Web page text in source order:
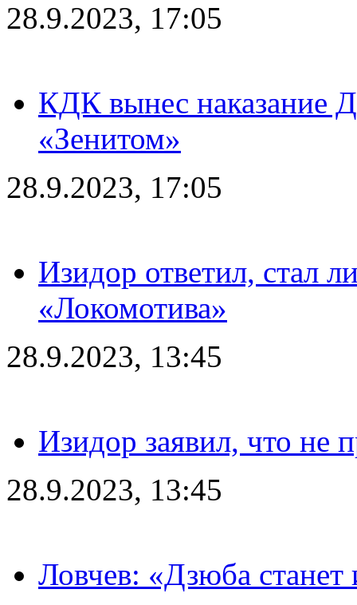
28.9.2023, 17:05
КДК вынес наказание
«Зенитом»
28.9.2023, 17:05
Изидор ответил, стал
«Локомотива»
28.9.2023, 13:45
Изидор заявил, что не
28.9.2023, 13:45
Ловчев: «Дзюба станет